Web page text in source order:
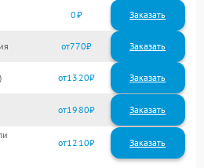
0 Заказать
770
1320
1980
1210